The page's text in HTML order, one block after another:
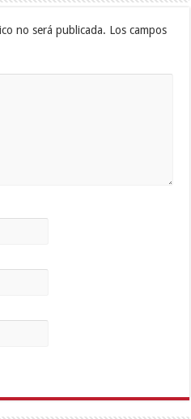
no será publicada. Los campos